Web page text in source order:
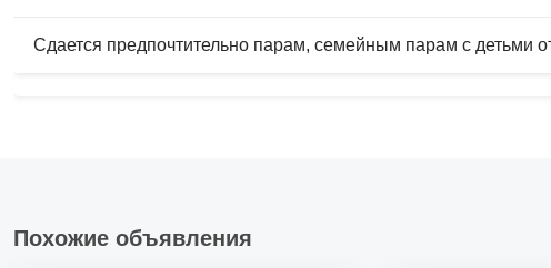
Сдается предпочтительно парам, семейным парам с детьми
Похожие объявления